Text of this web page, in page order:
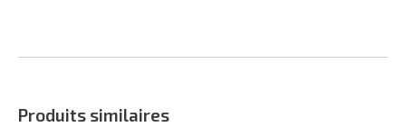
Produits similaires